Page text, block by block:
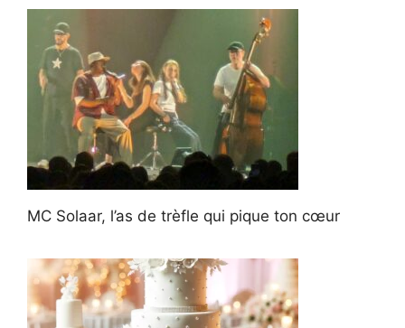
MC Solaar, l’as de trèfle qui pique ton cœur